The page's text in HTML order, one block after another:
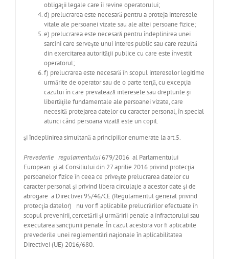
obligaţii legale care îi revine operatorului;
d) prelucrarea este necesară pentru a proteja interesele
vitale ale persoanei vizate sau ale altei persoane fizice;
e) prelucrarea este necesară pentru îndeplinirea unei
sarcini care serveşte unui interes public sau care rezultă
din exercitarea autorităţii publice cu care este învestit
operatorul;
f) prelucrarea este necesară în scopul intereselor legitime
urmărite de operator sau de o parte terţă, cu excepţia
cazului în care prevalează interesele sau drepturile şi
libertăţile fundamentale ale persoanei vizate, care
necesită protejarea datelor cu caracter personal, în special
atunci când persoana vizată este un copil.
şi îndeplinirea simultană a principiilor enumerate la art.5.
Prevederile regulamentului679/2016 al Parlamentului
European şi al Consiliului din 27 aprilie 2016 privind protecţia
persoanelor fizice în ceea ce priveşte prelucrarea datelor cu
caracter personal şi privind libera circulaţie a acestor date şi de
abrogare a Directivei 95/46/CE (Regulamentul general privind
protecţia datelor) nu vor fi aplicabile prelucrărilor efectuate în
scopul prevenirii, cercetării şi urmăririi penale a infractorului sau
executarea sancţiunii penale. În cazul acestora vor fi aplicabile
prevederile unei reglementări naţionale în aplicabilitatea
Directivei (UE) 2016/680.